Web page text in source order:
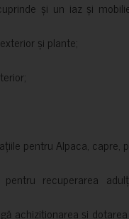
și un iaz și
și plante;
pentru Alpaca, capre,
recuperarea
achiziționarea și